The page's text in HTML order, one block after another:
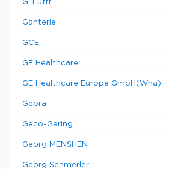
G. Lufft
Ganterie
GCE
GE Healthcare
GE Healthcare Europe GmbH(Wha)
Gebra
Geco-Gering
Georg MENSHEN
Georg Schmerler